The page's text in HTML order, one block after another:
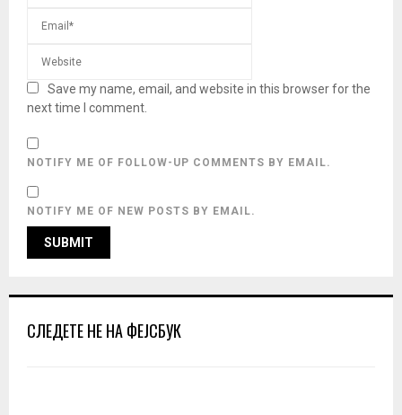
Save my name, email, and website in this browser for the
next time I comment.
NOTIFY ME OF FOLLOW-UP COMMENTS BY EMAIL.
NOTIFY ME OF NEW POSTS BY EMAIL.
СЛЕДЕТЕ НЕ НА ФЕЈСБУК